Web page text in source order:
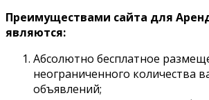
Преимуществами сайта для
являются:
Абсолютно бесплатное
неограниченного количества
объявлений;